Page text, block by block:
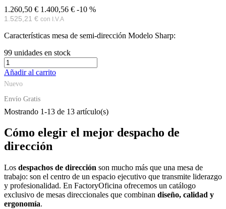
1.260,50 € 1.400,56 € -10 %
1.525,21 € con I.V.A
Características mesa de semi-dirección Modelo Sharp:
99 unidades en stock
Añadir al carrito
Nuevo
Envío Gratis
Mostrando 1-13 de 13 artículo(s)
Cómo elegir el mejor despacho de
dirección
Los despachos de dirección son mucho más que una mesa de
trabajo: son el centro de un espacio ejecutivo que transmite liderazgo
y profesionalidad. En FactoryOficina ofrecemos un catálogo
exclusivo de mesas direccionales que combinan diseño, calidad y
ergonomía.